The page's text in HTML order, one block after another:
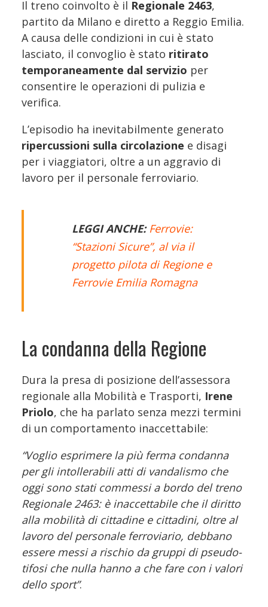
Il treno coinvolto è il Regionale 2463,
partito da Milano e diretto a Reggio Emilia.
A causa delle condizioni in cui è stato
lasciato, il convoglio è stato ritirato
temporaneamente dal servizio per
consentire le operazioni di pulizia e
verifica.
L’episodio ha inevitabilmente generato
ripercussioni sulla circolazione e disagi
per i viaggiatori, oltre a un aggravio di
lavoro per il personale ferroviario.
LEGGI ANCHE:Ferrovie:
“Stazioni Sicure”, al via il
progetto pilota di Regione e
Ferrovie Emilia Romagna
La condanna della Regione
Dura la presa di posizione dell’assessora
regionale alla Mobilità e Trasporti, Irene
Priolo, che ha parlato senza mezzi termini
di un comportamento inaccettabile:
“Voglio esprimere la più ferma condanna
per gli intollerabili atti di vandalismo che
oggi sono stati commessi a bordo del treno
Regionale 2463: è inaccettabile che il diritto
alla mobilità di cittadine e cittadini, oltre al
lavoro del personale ferroviario, debbano
essere messi a rischio da gruppi di pseudo-
tifosi che nulla hanno a che fare con i valori
dello sport”.